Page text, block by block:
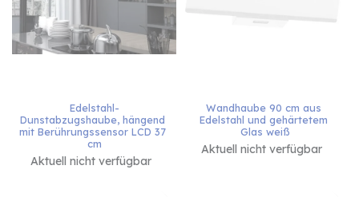
Edelstahl-
Dunstabzugshaube, hängend
mit Berührungssensor LCD 37
cm
Aktuell nicht verfügbar
Wandhaube 90 cm aus
Edelstahl und gehärtetem
Glas weiß
Aktuell nicht verfügbar